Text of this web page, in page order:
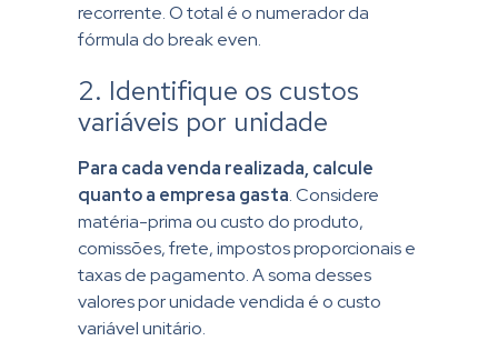
recorrente. O total é o numerador da
fórmula do break even.
2. Identifique os custos
variáveis por unidade
Para cada venda realizada, calcule
quanto a empresa gasta. Considere
matéria-prima ou custo do produto,
comissões, frete, impostos proporcionais e
taxas de pagamento. A soma desses
valores por unidade vendida é o custo
variável unitário.